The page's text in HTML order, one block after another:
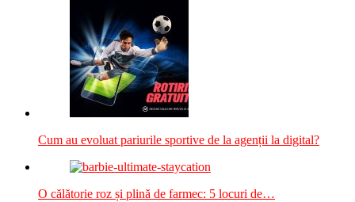
Cum au evoluat pariurile sportive de la agenții la digital?
O călătorie roz și plină de farmec: 5 locuri de…